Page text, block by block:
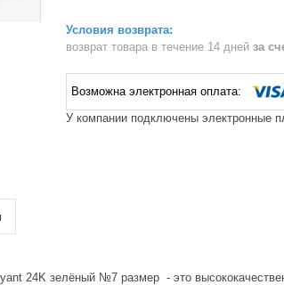
возврат товара в течение 14 дней за
У компании подключены электронные
24K зелёный №7 размер - это